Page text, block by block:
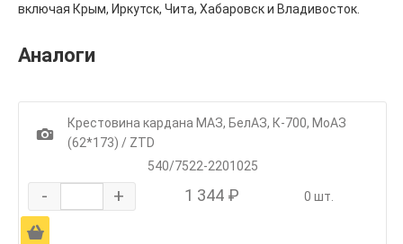
включая Крым, Иркутск, Чита, Хабаровск и Владивосток.
Аналоги
1
Крестовина кардана МАЗ, БелАЗ, К-700, МоАЗ
(62*173) / ZTD
540/7522-2201025
- + 1 344 ₽ 0 шт.
Ä